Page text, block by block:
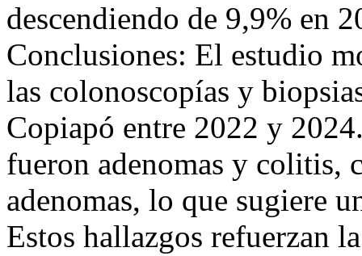
descendiendo de 9,9% en
Conclusiones: El estudio
las colonoscopías y
Copiapó entre 2022 y
fueron adenomas y colitis,
adenomas, lo que sugiere
Estos hallazgos refuerzan